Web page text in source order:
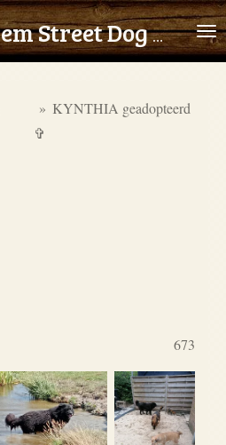
Rudozem Street Dog Rescue
» KYNTHIA geadopteerd
✞
673